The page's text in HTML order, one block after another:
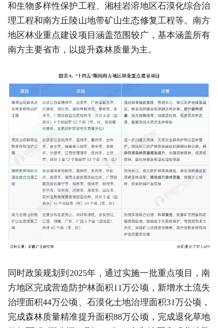
和生物多样性保护工程、湘桂岩溶地区石漠化综合治
理工程和南方丘陵山地带矿山生态修复工程等。南方
地区林业重点建设项目涵盖范围较广，基本涵盖所有
南方主要省市，以提升森林质量为主。
同时政策规划到2025年，通过实施一批重点项目，南
方地区完成营造防护林面积11万公顷，新增水土流失
治理面积44万公顷、石漠化土地治理面积31万公顷，
完成森林质量精准提升面积88万公顷，完成退化草地